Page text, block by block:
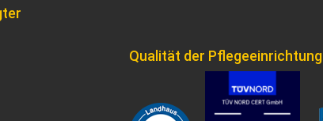
Qualität der Pflegeeinrichtung